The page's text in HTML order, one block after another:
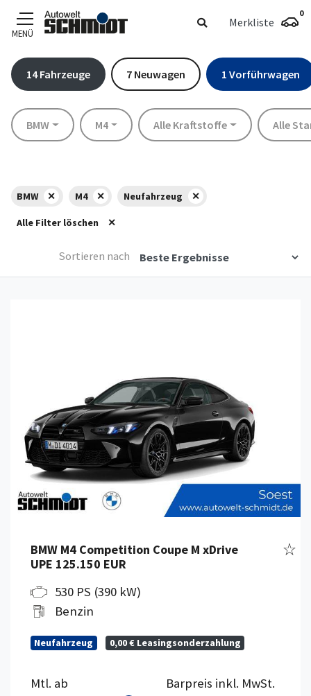
MENÜ
Merkliste
0
14Fahrzeuge 7 Neuwagen 1 Vorführwagen
MarkeBMW Modell
M4 Kraftstoff
Alle Kraftstoffe Standort
Alle
BMW M4 Neufahrzeug
Alle Filter löschen
Sortieren nach
BMW M4 Competition Coupe M xDrive
UPE 125.150 EUR
530 PS (390 kW)
Benzin
Neufahrzeug 0,00 € Leasingsonderzahlung
Mtl. ab Barpreis inkl. MwSt.